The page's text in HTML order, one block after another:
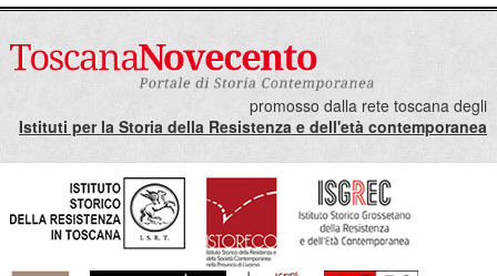
promosso dalla rete toscana degli
Istituti per la Storia della Resistenza e dell'età contemporanea